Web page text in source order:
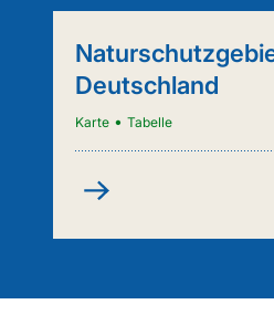
Ökosysteme
Deutschland
(W-
VO
Art.
Deutschland
Karte • Tabelle
Naturschutzgebiete
Deutschland